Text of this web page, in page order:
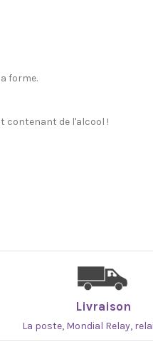
forme.
contenant de l'alcool !
Imprimeur
Matière
France
Encres à
Livraison
La poste, Mondial Relay,